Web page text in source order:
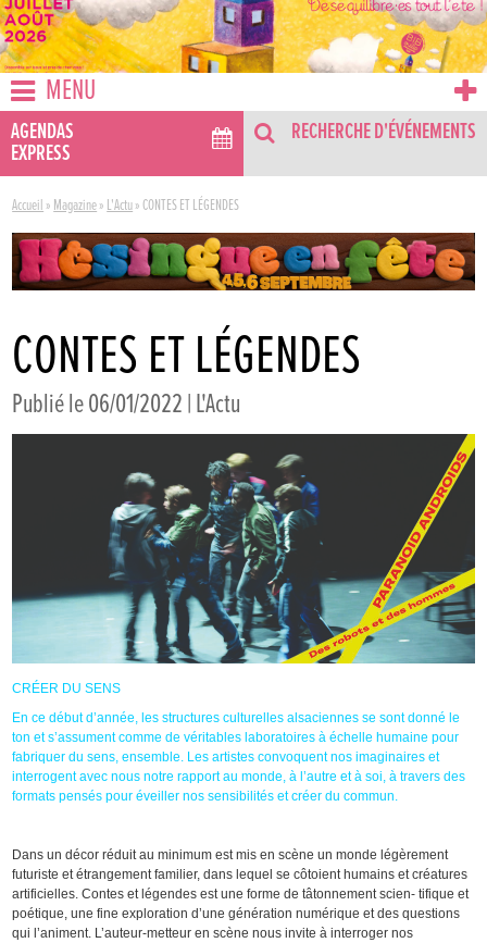
MENU
AGENDAS
EXPRESS
RECHERCHE D'ÉVÉNEMENTS
Accueil » Magazine» L'Actu»CONTES ET LÉGENDES
CONTES ET LÉGENDES
Publié le 06/01/2022 |L'Actu
CRÉER DU SENS
En ce début d’année, les structures culturelles alsaciennes se sont donné le
ton et s’assument comme de véritables laboratoires à échelle humaine pour
fabriquer du sens, ensemble. Les artistes convoquent nos imaginaires et
interrogent avec nous notre rapport au monde, à l’autre et à soi, à travers des
formats pensés pour éveiller nos sensibilités et créer du commun.
Dans un décor réduit au minimum est mis en scène un monde légèrement
futuriste et étrangement familier, dans lequel se côtoient humains et créatures
artificielles. Contes et légendes est une forme de tâtonnement scien- tifique et
poétique, une fine exploration d’une génération numérique et des questions
qui l’animent. L’auteur-metteur en scène nous invite à interroger nos